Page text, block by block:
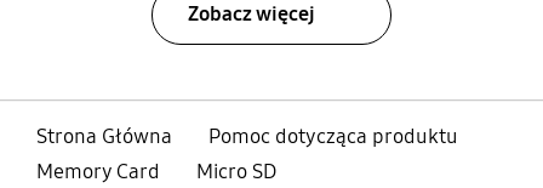
Zobacz więcej
Strona Główna
Pomoc dotycząca produktu
Memory Card
Micro SD